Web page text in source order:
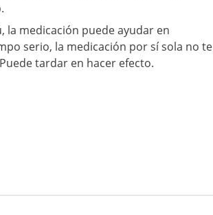
la medicación puede ayudar en
serio, la medicación por sí sola no te
tardar en hacer efecto.